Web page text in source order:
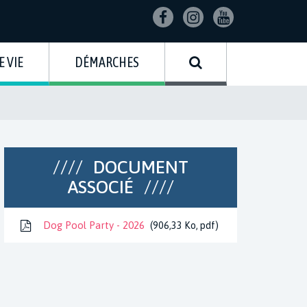
Lien
compte
Facebook
Lien
compte
Instagram
Lien
Youtube
VIE DÉMARCHES
DOCUMENT
ASSOCIÉ
Dog Pool Party - 2026 906,33 Ko, pdf